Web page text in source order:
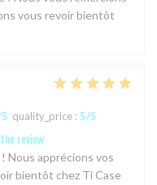
vous revoir bientôt
quality_price : 5/5
review
Nous apprécions vos
bientôt chez Ti Case